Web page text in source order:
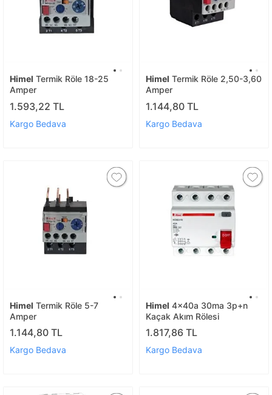
Himel Termik Röle 18-25
Amper
1.593,22 TL
Kargo Bedava
Himel Termik Röle 2,50-3,60
Amper
1.144,80 TL
Kargo Bedava
Himel Termik Röle 5-7
Amper
1.144,80 TL
Kargo Bedava
Himel 4x40a 30ma 3p+n
Kaçak Akım Rölesi
1.817,86 TL
Kargo Bedava